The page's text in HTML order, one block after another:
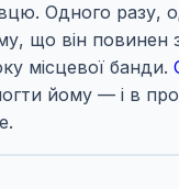
Одного разу,
що він повинен
місцевої банди.
йому — і в